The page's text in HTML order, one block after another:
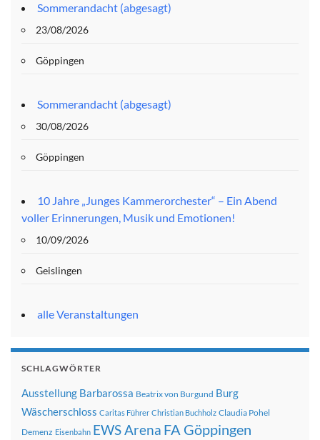
Sommerandacht (abgesagt)
23/08/2026
Göppingen
Sommerandacht (abgesagt)
30/08/2026
Göppingen
10 Jahre „Junges Kammerorchester“ – Ein Abend
voller Erinnerungen, Musik und Emotionen!
10/09/2026
Geislingen
alle Veranstaltungen
SCHLAGWÖRTER
Ausstellung Barbarossa Beatrix von Burgund Burg
Wäscherschloss Caritas Führer Christian Buchholz Claudia Pohel
Demenz Eisenbahn EWS Arena FA Göppingen